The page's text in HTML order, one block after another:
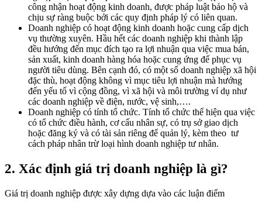
công nhận hoạt động kinh doanh, được pháp luật bảo hộ và
chịu sự ràng buộc bởi các quy định pháp lý có liên quan.
Doanh nghiệp có hoạt động kinh doanh hoặc cung cấp dịch
vụ thường xuyên. Hầu hết các doanh nghiệp khi thành lập
đều hướng đến mục đích tạo ra lợi nhuận qua việc mua bán,
sản xuất, kinh doanh hàng hóa hoặc cung ứng để phục vụ
người tiêu dùng. Bên cạnh đó, có một số doanh nghiệp xã hội
đặc thù, hoạt động không vì mục tiêu lợi nhuận mà hướng
đến yếu tố vì cộng đồng, vì xã hội và môi trường ví dụ như
các doanh nghiệp về điện, nước, vệ sinh,….
Doanh nghiệp có tính tổ chức. Tính tổ chức thể hiện qua việc
có tổ chức điều hành, cơ cấu nhân sự, có trụ sở giao dịch
hoặc đăng ký và có tài sản riêng để quản lý, kèm theo tư
cách pháp nhân trừ loại hình doanh nghiệp tư nhân.
2. Xác định giá trị doanh nghiệp là gì?
Giá trị doanh nghiệp được xây dựng dựa vào các luận điểm